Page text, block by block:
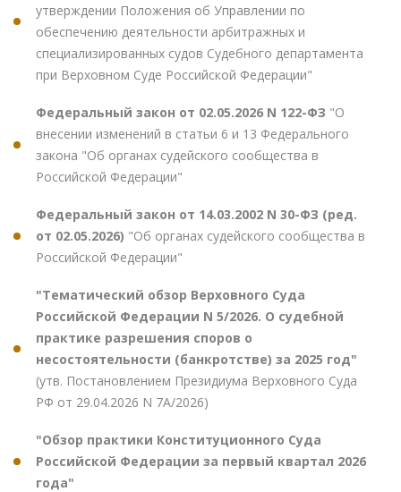
утверждении Положения об Управлении по
обеспечению деятельности арбитражных и
специализированных судов Судебного департамента
при Верховном Суде Российской Федерации"
Федеральный закон от 02.05.2026 N 122-ФЗ "О
внесении изменений в статьи 6 и 13 Федерального
закона "Об органах судейского сообщества в
Российской Федерации"
Федеральный закон от 14.03.2002 N 30-ФЗ (ред.
от 02.05.2026) "Об органах судейского сообщества в
Российской Федерации"
"Тематический обзор Верховного Суда
Российской Федерации N 5/2026. О судебной
практике разрешения споров о
несостоятельности (банкротстве) за 2025 год"
(утв. Постановлением Президиума Верховного Суда
РФ от 29.04.2026 N 7А/2026)
"Обзор практики Конституционного Суда
Российской Федерации за первый квартал 2026
года"